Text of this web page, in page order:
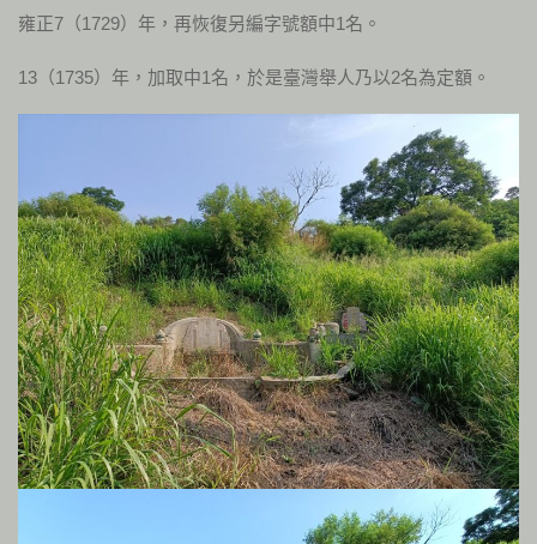
雍正7（1729）年，再恢復另編字號額中1名。
13（1735）年，加取中1名，於是臺灣舉人乃以2名為定額。